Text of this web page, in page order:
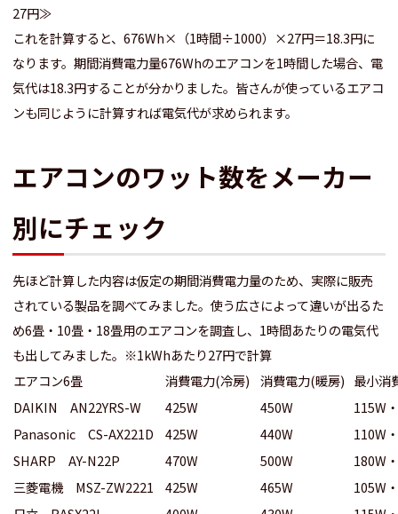
27円≫
これを計算すると、676Wh×（1時間÷1000）×27円＝18.3円に
なります。期間消費電力量676Whのエアコンを1時間した場合、電
気代は18.3円することが分かりました。皆さんが使っているエアコ
ンも同じように計算すれば電気代が求められます。
エアコンのワット数をメーカー
別にチェック
先ほど計算した内容は仮定の期間消費電力量のため、実際に販売
されている製品を調べてみました。使う広さによって違いが出るた
め6畳・10畳・18畳用のエアコンを調査し、1時間あたりの電気代
も出してみました。※1kWhあたり27円で計算
エアコン6畳
消費電力(冷房) 消費電力(暖房) 最小消
DAIKIN AN22YRS-W
425W 450W
115W
Panasonic CS-AX221D
425W 440W
110W
SHARP AY-N22P
470W 500W
180W
三菱電機 MSZ-ZW2221
425W 465W
105W